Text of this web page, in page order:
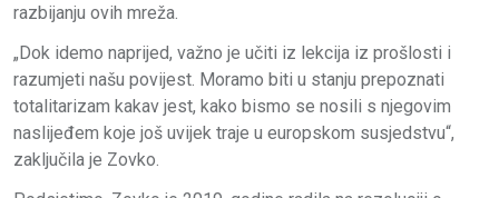
razbijanju ovih mreža.
„Dok idemo naprijed, važno je učiti iz lekcija iz prošlosti i
razumjeti našu povijest. Moramo biti u stanju prepoznati
totalitarizam kakav jest, kako bismo se nosili s njegovim
naslijeđem koje još uvijek traje u europskom susjedstvu“,
zaključila je Zovko.